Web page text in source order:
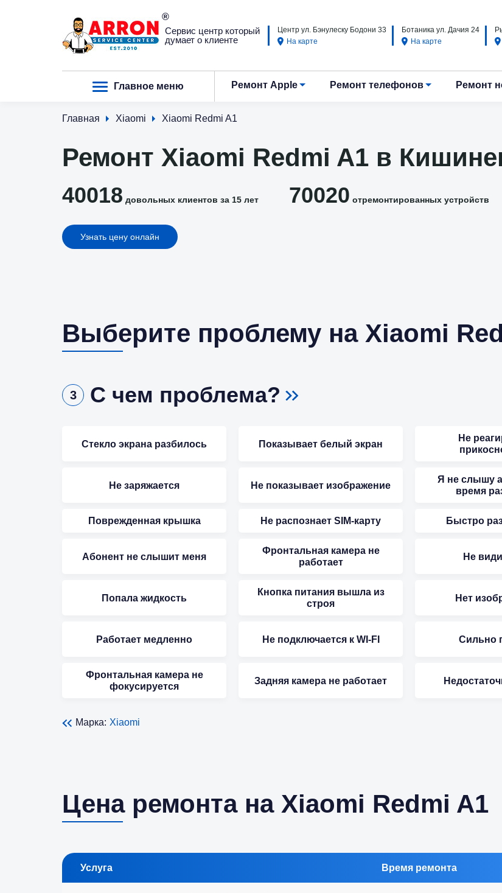
Сервис центр который
думает о клиенте
Центр ул. Бэнулеску Бодони 33
На карте
Ботаника ул. Дачия 24
На карте
Главное меню Ремонт Apple Ремонт телефонов Ремонт
Главная Xiaomi Xiaomi Redmi A1
Ремонт Xiaomi Redmi A1 в
40018 довольных клиентов за 15 лет 70020 отремонтированных устройств
Узнать цену онлайн
Выберите проблему на Xiaomi
3 С чем проблема?
Стекло экрана разбилось Показывает белый экран
Не
Не заряжается Не показывает изображение
Я не слышу
время
Поврежденная крышка Не распознает SIM-карту Быстро
Абонент не слышит меня
Фронтальная камера не
работает
Не
Попала жидкость
Кнопка питания вышла из
строя
Нет
Работает медленно Не подключается к WI-FI Сильно
Фронтальная камера не
фокусируется
Задняя камера не работает
Марка: Xiaomi
Цена ремонта на Xiaomi Redmi A1
Услуга Время ремонта